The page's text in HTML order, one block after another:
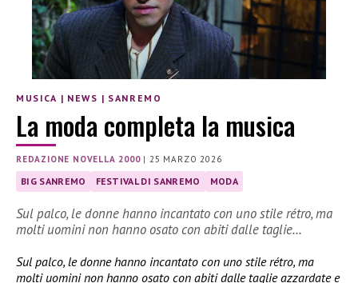
MUSICA | NEWS | SANREMO
La moda completa la musica
REDAZIONE NOVELLA 2000|25 MARZO 2026
BIG SANREMO FESTIVAL DI SANREMO MODA
Sul palco, le donne hanno incantato con uno stile rétro, ma
molti uomini non hanno osato con abiti dalle taglie…
Sul palco, le donne hanno incantato con uno stile rétro, ma
molti uomini non hanno osato con abiti dalle taglie azzardate e